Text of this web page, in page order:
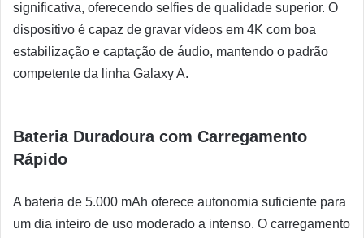
significativa, oferecendo selfies de qualidade superior. O
dispositivo é capaz de gravar vídeos em 4K com boa
estabilização e captação de áudio, mantendo o padrão
competente da linha Galaxy A.
Bateria Duradoura com Carregamento
Rápido
A bateria de 5.000 mAh oferece autonomia suficiente para
um dia inteiro de uso moderado a intenso. O carregamento